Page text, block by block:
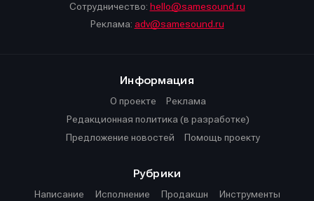
Сотрудничество: hello@samesound.ru
Реклама: adv@samesound.ru
Информация
О проекте
Реклама
Редакционная политика (в разработке)
Предложение новостей
Помощь проекту
Рубрики
Написание
Исполнение Продакшн
Инструменты